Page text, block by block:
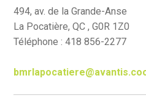
494, av. de la Grande-Anse
La Pocatière, QC , G0R 1Z0
Téléphone : 418 856-2277